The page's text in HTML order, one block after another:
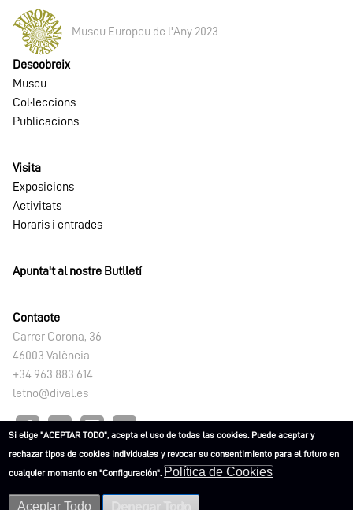
Museu Europeu de l'Any 2023
Descobreix
Museu
Col·leccions
Publicacions
Visita
Exposicions
Activitats
Horaris i entrades
Apunta't al nostre Butlletí
Contacte
Carrer Corona, 36
46003 València
+34 963 883 614
letno@dival.es
Advertències Política de
Si elige "ACEPTAR TODO", acepta el uso de todas las cookies. Puede aceptar y
rechazar tipos de cookies individuales y revocar su consentimiento para el futuro en
cualquier momento en "Configuración". Política de Cookies
Aceptar Todo Denegar Todo